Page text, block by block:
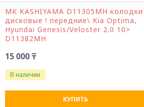
MK KASHIYAMA D11305MH колодки
дисковые ! передние\ Kia Optima,
Hyundai Genesis/Veloster 2.0 10>
D11382MH
15 000 ₸
В наличии
КУПИТЬ